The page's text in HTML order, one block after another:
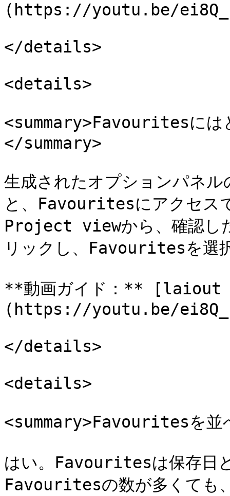
(https://youtu.be/
</details>
<details>
<summary>Favouritesには
</summary>
生成されたオプションパネ
と、Favouritesにアクセス
Project viewから、確認し
リックし、Favouritesを選
**動画ガイド：** [laiout
(https://youtu.be/
</details>
<details>
<summary>Favouritesを並
はい。Favouritesは保存日
Favouritesの数が多くても